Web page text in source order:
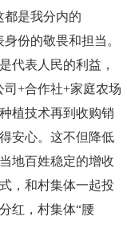
是我分内的
份的敬畏和担当。
代表人民的利益，
+合作社+家庭农场
植技术再到收购销
安心。这不但降低
地百姓稳定的增收
，和村集体一起投
红，村集体“腰